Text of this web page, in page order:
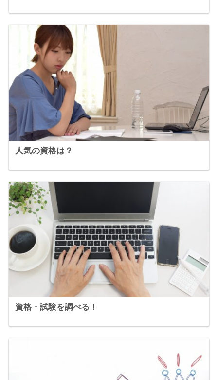
人気の資格は？
資格・試験を調べる！